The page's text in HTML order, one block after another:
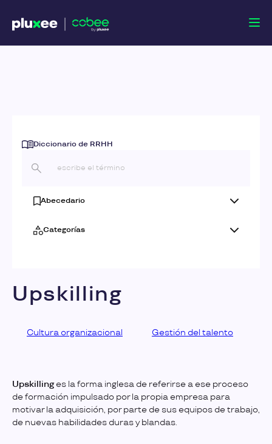
Diccionario de RRHH
Abecedario
Categorías
Upskilling
Cultura organizacional Gestión del talento
Upskillinges la forma inglesa de referirse a ese proceso
de formación impulsado por la propia empresa para
motivar la adquisición, por parte de sus equipos de trabajo,
de nuevas habilidades duras y blandas.